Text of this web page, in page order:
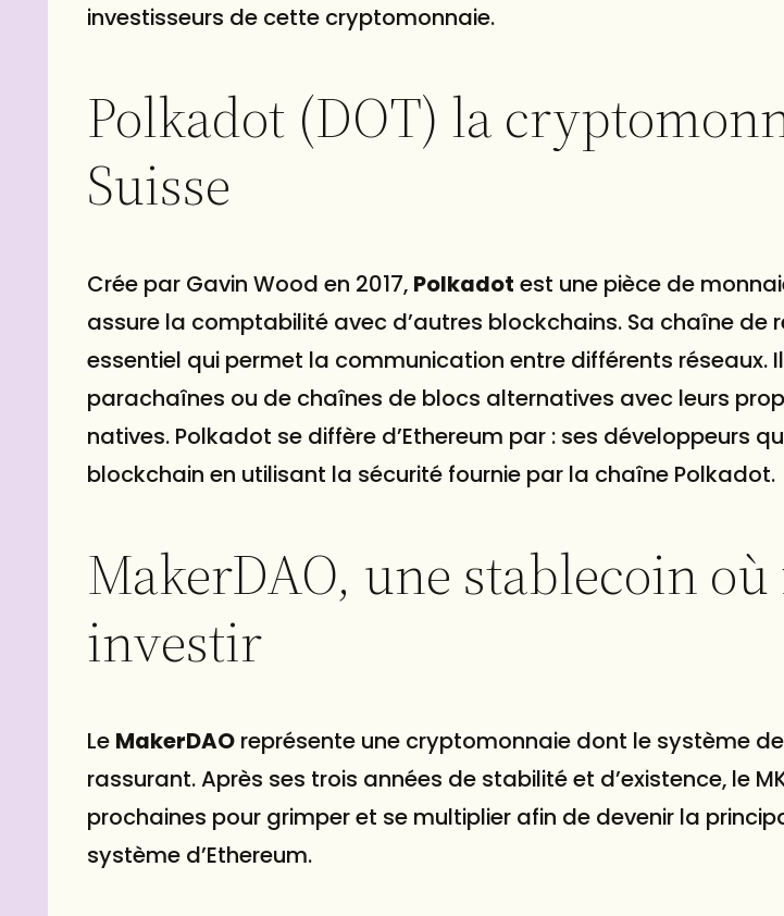
investisseurs de cette cryptomonnaie.
Polkadot (DOT) la
Suisse
Crée par Gavin Wood en 2017, Polkadot est une pièce de
assure la comptabilité avec d’autres blockchains. Sa chaîne de
essentiel qui permet la communication entre différents réseaux.
parachaînes ou de chaînes de blocs alternatives avec leurs
natives. Polkadot se diffère d’Ethereum par : ses développeurs
blockchain en utilisant la sécurité fournie par la chaîne Polkadot.
MakerDAO, une stablecoin
investir
Le MakerDAO représente une cryptomonnaie dont le système
rassurant. Après ses trois années de stabilité et d’existence, le
prochaines pour grimper et se multiplier afin de devenir la
système d’Ethereum.